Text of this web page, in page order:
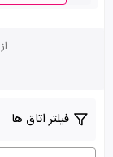
از
فیلتر اتاق ها